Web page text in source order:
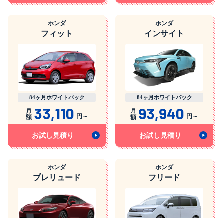
ホンダ
フィット
84ヶ月ホワイトパック
月
額 33,110 円～
お試し見積り
ホンダ
インサイト
84ヶ月ホワイトパック
月
額 93,940 円～
お試し見積り
ホンダ
プレリュード
ホンダ
フリード